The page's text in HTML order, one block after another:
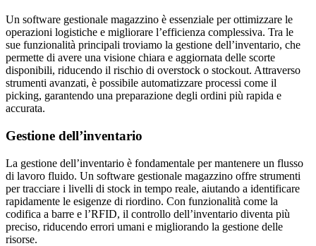
Un software gestionale magazzino è essenziale per ottimizzare le
operazioni logistiche e migliorare l’efficienza complessiva. Tra le
sue funzionalità principali troviamo la gestione dell’inventario, che
permette di avere una visione chiara e aggiornata delle scorte
disponibili, riducendo il rischio di overstock o stockout. Attraverso
strumenti avanzati, è possibile automatizzare processi come il
picking, garantendo una preparazione degli ordini più rapida e
accurata.
Gestione dell’inventario
La gestione dell’inventario è fondamentale per mantenere un flusso
di lavoro fluido. Un software gestionale magazzino offre strumenti
per tracciare i livelli di stock in tempo reale, aiutando a identificare
rapidamente le esigenze di riordino. Con funzionalità come la
codifica a barre e l’RFID, il controllo dell’inventario diventa più
preciso, riducendo errori umani e migliorando la gestione delle
risorse.